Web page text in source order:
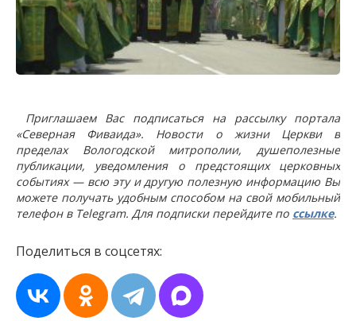
Приглашаем Вас подписаться на рассылку портала
«Северная Фиваида». Новости о жизни Церкви в
пределах Вологодской митрополии, душеполезные
публикации, уведомления о предстоящих церковных
событиях — всю эту и другую полезную информацию Вы
можете получать удобным способом на свой мобильный
телефон в Telegram. Для подписки перейдите по ссылке.
Поделиться в соцсетях: